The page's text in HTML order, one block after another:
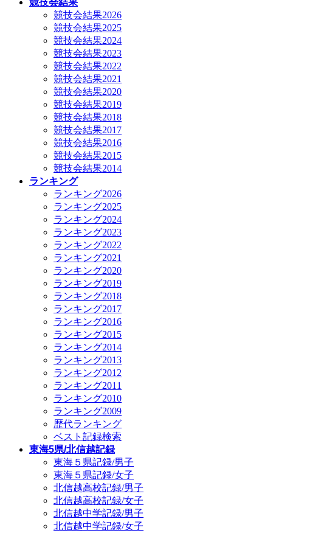
競技会結果
競技会結果2026
競技会結果2025
競技会結果2024
競技会結果2023
競技会結果2022
競技会結果2021
競技会結果2020
競技会結果2019
競技会結果2018
競技会結果2017
競技会結果2016
競技会結果2015
競技会結果2014
ランキング
ランキング2026
ランキング2025
ランキング2024
ランキング2023
ランキング2022
ランキング2021
ランキング2020
ランキング2019
ランキング2018
ランキング2017
ランキング2016
ランキング2015
ランキング2014
ランキング2013
ランキング2012
ランキング2011
ランキング2010
ランキング2009
歴代ランキング
ベスト記録検索
東海5県/北信越記録
東海５県記録/男子
東海５県記録/女子
北信越高校記録/男子
北信越高校記録/女子
北信越中学記録/男子
北信越中学記録/女子